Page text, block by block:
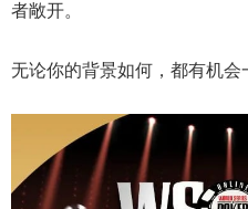
者敞开。
无论你的背景如何，都有机会